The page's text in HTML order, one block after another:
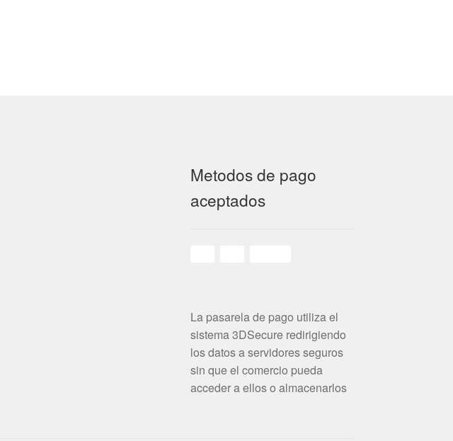
Metodos de pago
aceptados
La pasarela de pago utiliza el
sistema 3DSecure redirigiendo
los datos a servidores seguros
sin que el comercio pueda
acceder a ellos o almacenarlos